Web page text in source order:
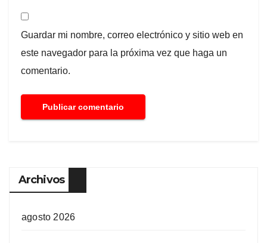
Guardar mi nombre, correo electrónico y sitio web en
este navegador para la próxima vez que haga un
comentario.
Archivos
agosto 2026